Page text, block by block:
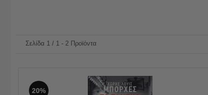
Σελίδα 1 / 1 - 2 Προϊόντα
20%